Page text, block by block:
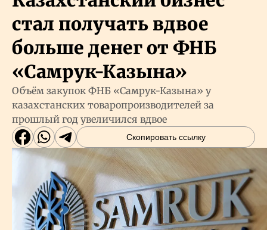
стал получать вдвое
больше денег от ФНБ
«Самрук-Казына»
Объём закупок ФНБ «Самрук-Казына» у
казахстанских товаропроизводителей за
прошлый год увеличился вдвое
Скопировать ссылку